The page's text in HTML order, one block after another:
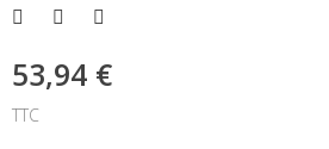
53,94 €
TTC